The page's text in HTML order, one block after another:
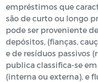
empréstimos que
são de curto ou longo
pode ser proveniente
depósitos, (fianças,
e de resíduos passivos
publica classifica-se
(interna ou externa), e